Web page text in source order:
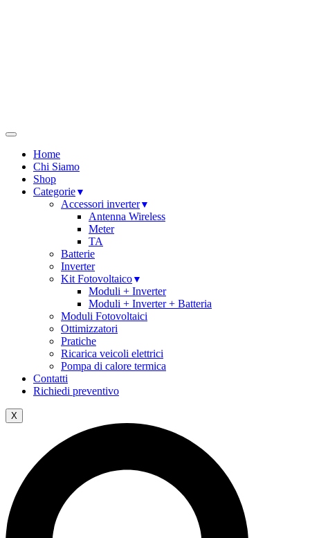
Home
Chi Siamo
Shop
Categorie
Accessori inverter
Antenna Wireless
Meter
TA
Batterie
Inverter
Kit Fotovoltaico
Moduli + Inverter
Moduli + Inverter + Batteria
Moduli Fotovoltaici
Ottimizzatori
Pratiche
Ricarica veicoli elettrici
Pompa di calore termica
Contatti
Richiedi preventivo
X